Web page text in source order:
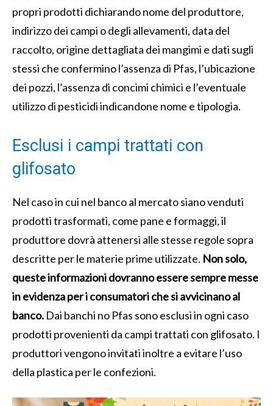
propri prodotti dichiarando nome del produttore,
indirizzo dei campi o degli allevamenti, data del
raccolto, origine dettagliata dei mangimi e dati sugli
stessi che confermino l’assenza di Pfas, l’ubicazione
dei pozzi, l’assenza di concimi chimici e l’eventuale
utilizzo di pesticidi indicandone nome e tipologia.
Esclusi i campi trattati con
glifosato
Nel caso in cui nel banco al mercato siano venduti
prodotti trasformati, come pane e formaggi, il
produttore dovrà attenersi alle stesse regole sopra
descritte per le materie prime utilizzate. Non solo,
queste informazioni dovranno essere sempre messe
in evidenza per i consumatori che si avvicinano al
banco. Dai banchi no Pfas sono esclusi in ogni caso
prodotti provenienti da campi trattati con glifosato. I
produttori vengono invitati inoltre a evitare l’uso
della plastica per le confezioni.